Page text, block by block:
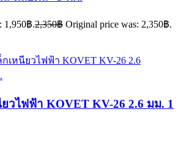
1,950฿.2,350฿ Original price was: 2,350฿.
วไฟฟ้า KOVET KV-26 2.6 มม. 1